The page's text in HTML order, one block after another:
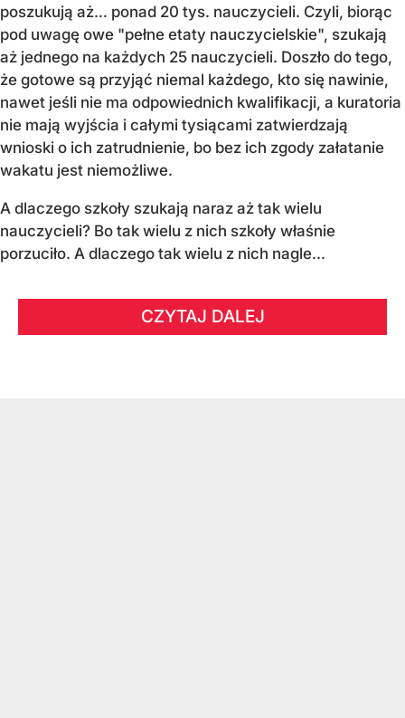
poszukują aż… ponad 20 tys. nauczycieli. Czyli, biorąc
pod uwagę owe "pełne etaty nauczycielskie", szukają
aż jednego na każdych 25 nauczycieli. Doszło do tego,
że gotowe są przyjąć niemal każdego, kto się nawinie,
nawet jeśli nie ma odpowiednich kwalifikacji, a kuratoria
nie mają wyjścia i całymi tysiącami zatwierdzają
wnioski o ich zatrudnienie, bo bez ich zgody załatanie
wakatu jest niemożliwe.
A dlaczego szkoły szukają naraz aż tak wielu
nauczycieli? Bo tak wielu z nich szkoły właśnie
porzuciło. A dlaczego tak wielu z nich nagle...
CZYTAJ DALEJ